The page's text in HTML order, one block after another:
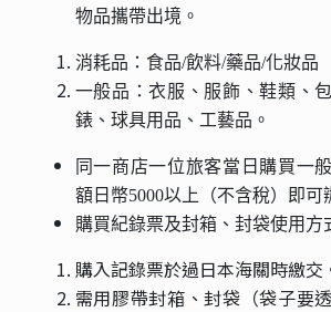
物品攜帶出境。
消耗品：食品/飲料/藥品/化妝品
一般品：衣服、服飾、鞋類、
錶、球具用品、工藝品。
同一商店一位旅客當日購買一
額日幣5000以上（不含稅）即可
購買紀錄票及封箱、封袋使用方
購入記錄票於過日本海關時繳交
需用膠帶封箱、封袋（袋子要